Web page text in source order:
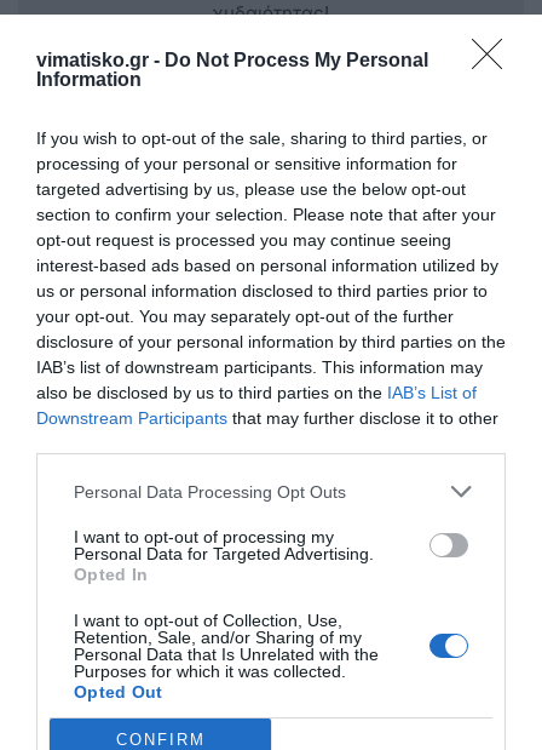
vimatisko.gr - Do Not Process My Personal
Information
If you wish to opt-out of the sale, sharing to third parties, or
processing of your personal or sensitive information for
targeted advertising by us, please use the below opt-out
section to confirm your selection. Please note that after your
opt-out request is processed you may continue seeing
interest-based ads based on personal information utilized by
us or personal information disclosed to third parties prior to
your opt-out. You may separately opt-out of the further
disclosure of your personal information by third parties on the
IAB’s list of downstream participants. This information may
also be disclosed by us to third parties on the IAB’s List of
Downstream Participants that may further disclose it to other
Personal Data Processing Opt Outs
I want to opt-out of processing my
Personal Data for Targeted Advertising.
Opted In
I want to opt-out of Collection, Use,
Retention, Sale, and/or Sharing of my
Personal Data that Is Unrelated with the
Purposes for which it was collected.
Opted Out
CONFIRM
χυδαιότητας!
Σχόλια 6
Ανώνυμος
02/06 - 08:31
Κρουαζιέρα
Όλο παράπονα είστε...?? Εδώ σας πάνε
κρουαζιέρα με 60 ευρώ και πάλι έχετε να
πείτε ??????
Ανώνυμος
02/06 - 02:08
Απευθείας από Πειραιά
Γιατί αφήνουμε να μας κοροϊδεύουν;Πάντα
άγονη γραμμή μας έχουν και πολύ ακριβά
01/06 - 23:53
ΠΕΙΡΑΙΑΣ ΡΟΔΟΣ
ΠΙΟ ΓΡΗΓΟΡΑ ΘΑ ΕΦΤΑΝΑ.Κ ΝΑ ΠΛΗΡΩΣΩ